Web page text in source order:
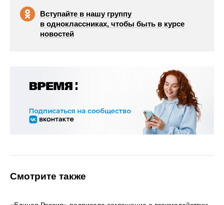
Вступайте в нашу группу
в одноклассниках, чтобы быть в курсе
новостей
Смотрите также